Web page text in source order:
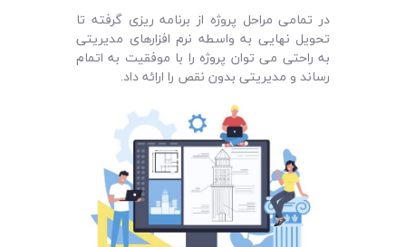
در تمامی مراحل پروژه از برنامه ‌ریزی گرفته تا
تحویل نهایی به واسطه نرم افزارهای مدیریتی
به راحتی می توان پروژه را با موفقیت به اتمام
رساند و مدیریتی بدون نقص را ارائه داد.